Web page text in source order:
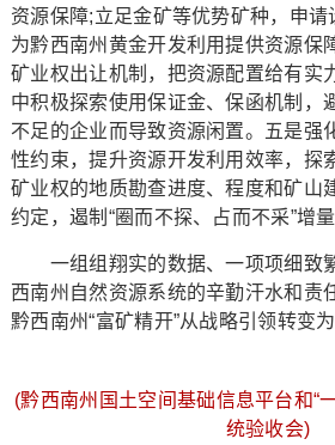
资源保障;立足金矿等优势矿种，申请
为黔西南州黄金开发利用提供资源保
矿业权出让机制，把资源配置给有实
中积极探索使用保证金、保函机制，
不足的企业而导致资源闲置。五是强
性约束，提升资源开发利用效率，探
矿业权的地质勘查进度、程度和矿山
约定，遏制“圈而不探、占而不采”增量
一组组翔实的数据、一项项细致
西南州自然资源系统的辛勤汗水和责
黔西南州“富矿精开”从战略引领转变
(黔西南州国土空间基础信息平台和“
统验收会)